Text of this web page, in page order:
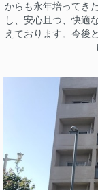
からも永年培ってき
し、安心且つ、快適
えております。今後